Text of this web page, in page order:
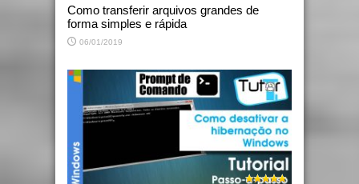
Como transferir arquivos grandes de
forma simples e rápida
06/01/2019